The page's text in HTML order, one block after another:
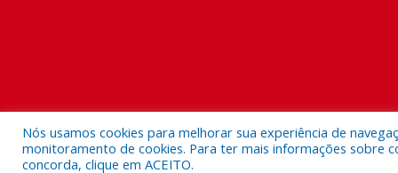
Todos os direitos reservados a Prefeitura Municipal
Nós usamos cookies para melhorar sua experiência de
monitoramento de cookies. Para ter mais informações sobre
concorda, clique em ACEITO.